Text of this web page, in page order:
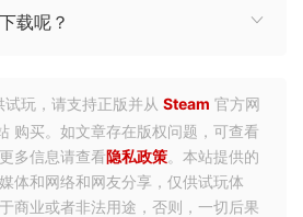
载呢？
试玩，请支持正版并从 Steam 官方网
购买。如文章存在版权问题，可查看
多信息请查看隐私政策。本站提供的
体和网络和网友分享，仅供试玩体
商业或者非法用途，否则，一切后果